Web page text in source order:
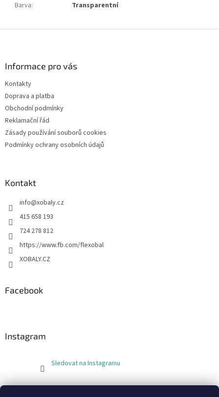
Barva: Transparentní
Informace pro vás
Kontakty
Doprava a platba
Obchodní podmínky
Reklamační řád
Zásady používání souborů cookies
Podmínky ochrany osobních údajů
Kontakt
info@xobaly.cz
415 658 193
724 278 812
https://www.fb.com/flexobal
XOBALY.CZ
Facebook
Instagram
Sledovat na Instagramu